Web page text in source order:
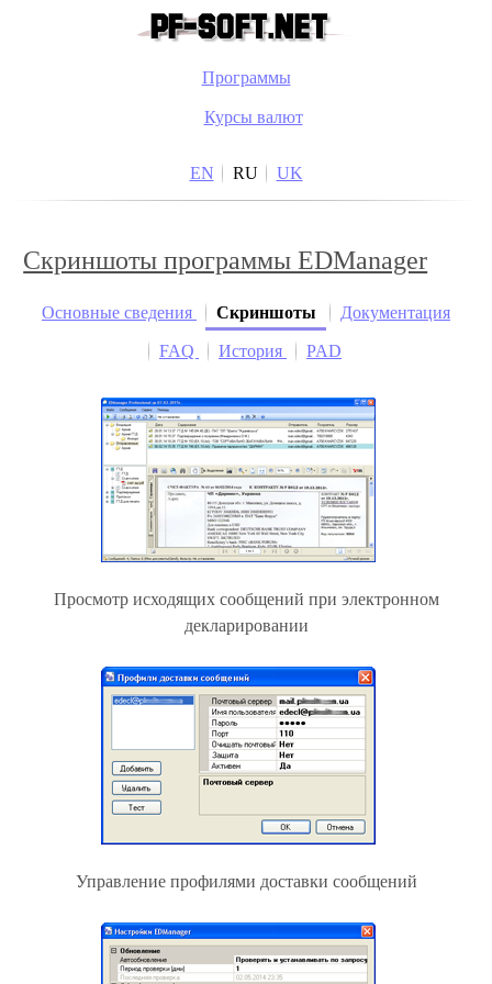
Программы
Курсы валют
EN RU UK
Скриншоты программы EDManager
Основные сведения Скриншоты Документация
FAQ История PAD
Просмотр исходящих сообщений при электронном
декларировании
Управление профилями доставки сообщений